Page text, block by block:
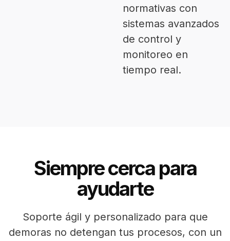
normativas con
sistemas avanzados
de control y
monitoreo en
tiempo real.
Siempre cerca para
ayudarte
Soporte ágil y personalizado para que
demoras no detengan tus procesos, con un